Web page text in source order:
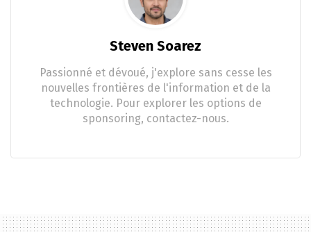
Steven Soarez
Passionné et dévoué, j'explore sans cesse les
nouvelles frontières de l'information et de la
technologie. Pour explorer les options de
sponsoring, contactez-nous.